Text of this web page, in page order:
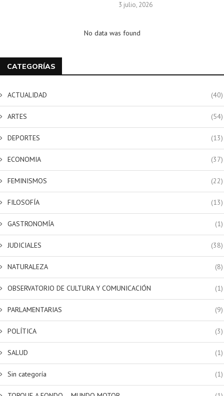
3 julio, 2026
No data was found
CATEGORÍAS
ACTUALIDAD (40)
ARTES (54)
DEPORTES (13)
ECONOMIA (37)
FEMINISMOS (22)
FILOSOFÍA (13)
GASTRONOMÍA (1)
JUDICIALES (38)
NATURALEZA (8)
OBSERVATORIO DE CULTURA Y COMUNICACIÓN (1)
PARLAMENTARIAS (9)
POLÍTICA (3)
SALUD (1)
Sin categoría (1)